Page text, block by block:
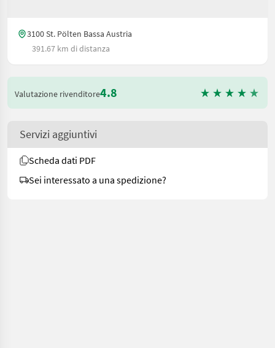
3100 St. Pölten Bassa Austria
391.67 km di distanza
Valutazione rivenditore4.8
Servizi aggiuntivi
Scheda dati PDF
Sei interessato a una spedizione?